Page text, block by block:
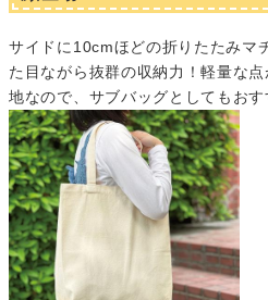
サイドに10cmほどの折りたたみマ
た目ながら抜群の収納力！軽量な
地なので、サブバッグとしてもおす